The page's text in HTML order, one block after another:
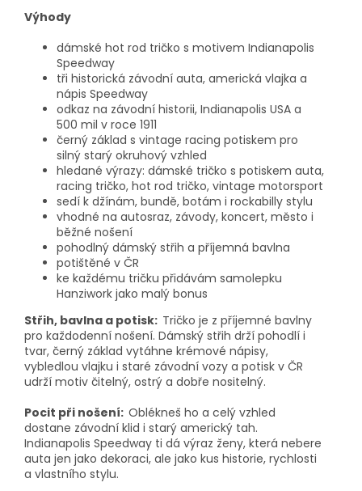
Výhody
dámské hot rod tričko s motivem Indianapolis
Speedway
tři historická závodní auta, americká vlajka a
nápis Speedway
odkaz na závodní historii, Indianapolis USA a
500 mil v roce 1911
černý základ s vintage racing potiskem pro
silný starý okruhový vzhled
hledané výrazy: dámské tričko s potiskem auta,
racing tričko, hot rod tričko, vintage motorsport
sedí k džínám, bundě, botám i rockabilly stylu
vhodné na autosraz, závody, koncert, město i
běžné nošení
pohodlný dámský střih a příjemná bavlna
potištěné v ČR
ke každému tričku přidávám samolepku
Hanziwork jako malý bonus
Střih, bavlna a potisk: Tričko je z příjemné bavlny
pro každodenní nošení. Dámský střih drží pohodlí i
tvar, černý základ vytáhne krémové nápisy,
vybledlou vlajku i staré závodní vozy a potisk v ČR
udrží motiv čitelný, ostrý a dobře nositelný.
Pocit při nošení: Oblékneš ho a celý vzhled
dostane závodní klid i starý americký tah.
Indianapolis Speedway ti dá výraz ženy, která nebere
auta jen jako dekoraci, ale jako kus historie, rychlosti
a vlastního stylu.